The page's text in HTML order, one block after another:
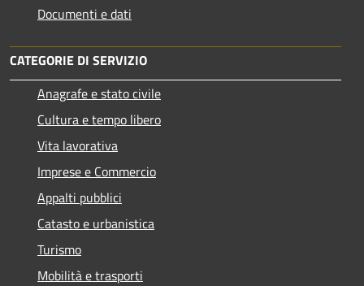
Documenti e dati
CATEGORIE DI SERVIZIO
Anagrafe e stato civile
Cultura e tempo libero
Vita lavorativa
Imprese e Commercio
Appalti pubblici
Catasto e urbanistica
Turismo
Mobilità e trasporti